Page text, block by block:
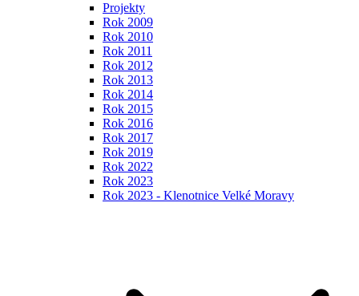
Projekty
Rok 2009
Rok 2010
Rok 2011
Rok 2012
Rok 2013
Rok 2014
Rok 2015
Rok 2016
Rok 2017
Rok 2019
Rok 2022
Rok 2023
Rok 2023 - Klenotnice Velké Moravy